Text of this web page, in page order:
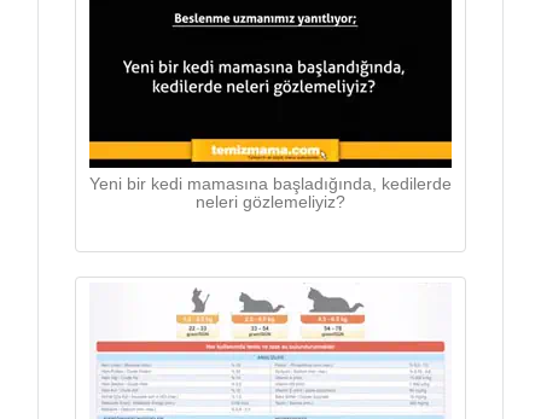
Yeni bir kedi mamasına başladığında, kedilerde
neleri gözlemeliyiz?